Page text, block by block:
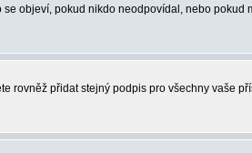
objeví, pokud nikdo neodpovídal, nebo pokud
rovněž přidat stejný podpis pro všechny vaše